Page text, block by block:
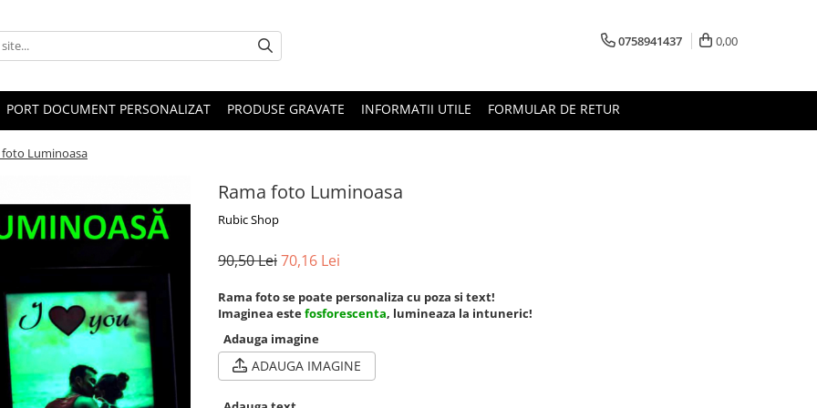
0758941437 0,00
PORT DOCUMENT PERSONALIZAT PRODUSE GRAVATE INFORMATII UTILE FORMULAR DE RETUR
foto Luminoasa
Rama foto Luminoasa
Rubic Shop
90,50 Lei70,16 Lei
Rama foto se poate personaliza cu poza si text!
Imaginea estefosforescenta, lumineaza la intuneric!
Adauga imagine
ADAUGA IMAGINE